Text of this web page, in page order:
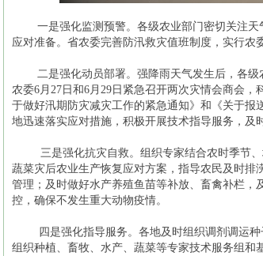
一是强化监测预警。各级农业部门密切关注天
应对准备。省农委完善防汛救灾值班制度，实行农
二是强化动员部署。强降雨天气发生后，各级
农委6月27日和6月29日紧急召开两次灾情会商会
于做好汛期防灾减灾工作的紧急通知》和《关于
地迅速落实应对措施，积极开展技术指导服务，及
三是强化抗灾自救。组织专家结合农时季节、
蔬菜灾后农业生产恢复应对方案，指导农民及时排
管理；及时做好水产养殖鱼苗等补放、畜禽补栏
控，确保不发生重大动物疫情。
四是强化指导服务。各地及时组织调剂调运种
组织种植、畜牧、水产、蔬菜等专家技术服务组